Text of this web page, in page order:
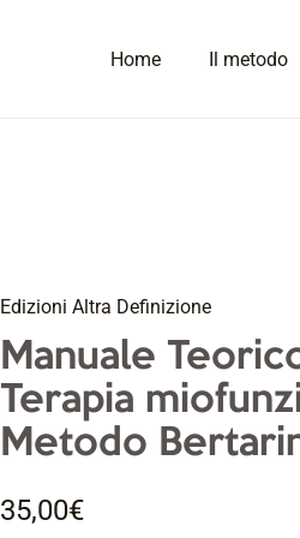
Home Il metodo
Edizioni Altra Definizione
Manuale
Terapia
Metodo
35,00€
Manuale
Teorico
pratico
di
Terapia
Metodo